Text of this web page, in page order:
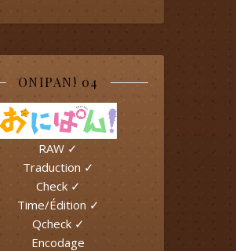
ONIPAN! 04
RAW ✓
Traduction ✓
Check ✓
Time/Édition ✓
Qcheck ✓
Encodage